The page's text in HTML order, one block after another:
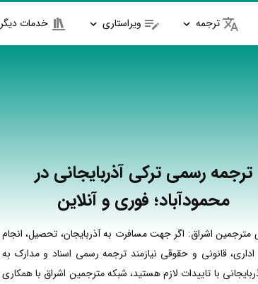
ترجمه ویراستاری خدمات دیگر
ترجمه رسمی ترکی آذربایجانی در
محمودآباد؛ فوری و آنلاین
مترجمین اشراق: اگر جهت مسافرت به آذربایجان، تحصیل، انجام
اداری، قانونی و حقوقی نیازمند ترجمه رسمی اسناد و مدارک به
با تاییدات لازم هستید، شبکه مترجمین اشراق با همکاری